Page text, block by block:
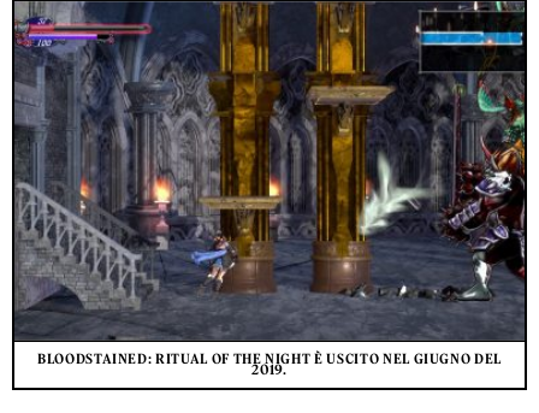
BLOODSTAINED: RITUAL OF THE NIGHT È USCITO NEL GIUGNO DEL
2019.